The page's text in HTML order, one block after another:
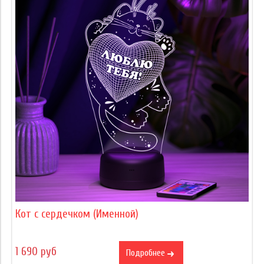
Кот с сердечком (Именной)
1 690 руб Подробнее